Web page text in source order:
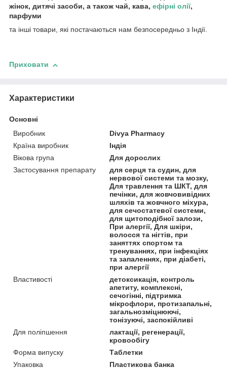
жінок, дитячі засоби, а також чай, кава, ефірні олії,
парфуми
та інші товари, які постачаються нам безпосередньо з Індії.
Приховати
Характеристики
Основні
Виробник
Divya Pharmacy
Країна виробник
Індія
Вікова група
Для дорослих
Застосування препарату
для серця та судин, для
нервової системи та мозку,
Для травлення та ШКТ, для
печінки, для жовчовивідних
шляхів та жовчного міхура,
для сечостатевої системи,
для щитоподібної залози,
При алергії, Для шкіри,
волосся та нігтів, при
заняттях спортом та
тренуваннях, при інфекціях
та запаленнях, при діабеті,
при алергії
Властивості
детоксикація, контроль
апетиту, комплексні,
сечогінні, підтримка
мікрофлори, протизапальні,
загальнозміцнюючі,
тонізуючі, заспокійливі
Для поліпшення
лактації, регенерації,
кровообігу
Форма випуску
Таблетки
Упаковка
Пластикова банка